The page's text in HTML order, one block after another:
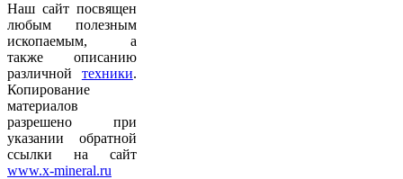
Наш сайт посвящен
любым полезным
ископаемым, а
также описанию
различной техники.
Копирование
материалов
разрешено при
указании обратной
ссылки на сайт
www.x-mineral.ru